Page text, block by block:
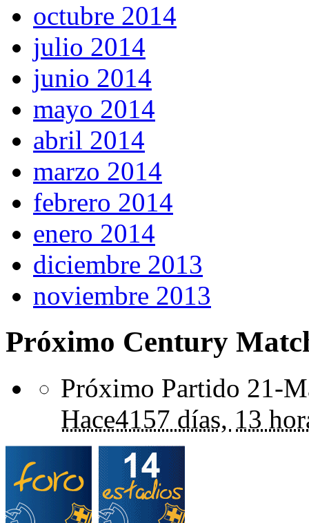
octubre 2014
julio 2014
junio 2014
mayo 2014
abril 2014
marzo 2014
febrero 2014
enero 2014
diciembre 2013
noviembre 2013
Próximo Century
Próximo Partido 21-
Hace4157 días, 13